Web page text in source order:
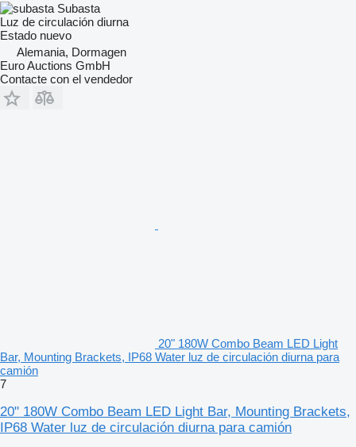
Subasta
Luz de circulación diurna
Estado nuevo
Alemania, Dormagen
Euro Auctions GmbH
Contacte con el vendedor
20" 180W Combo Beam LED Light
Bar, Mounting Brackets, IP68 Water luz de circulación diurna para
camión
7
20" 180W Combo Beam LED Light Bar, Mounting Brackets,
IP68 Water luz de circulación diurna para camión